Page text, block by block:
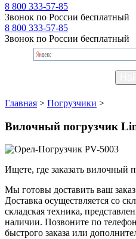
8 800 333-57-85
Звонок по России бесплатный
8 800 333-57-85
Звонок по России бесплатный
Главная > Погрузчики >
Вилочный погрузчик
Ищете, где заказать вилочный
Мы готовы доставить ваш
Доставка осуществляется со
складская техника,
наличии. Позвоните по
быстрого заказа или